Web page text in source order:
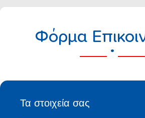
Φόρμα .
Τα στοιχεία σας